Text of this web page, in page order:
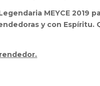
MEYCE 2019
y con Espíritu.